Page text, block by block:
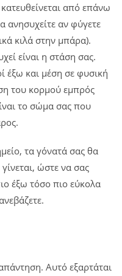
από επάνω
ανησυχείτε αν φύγετε
κιλά στην μπάρα).
είναι η στάση σας.
έξω και μέση σε φυσική
του κορμού εμπρός
το σώμα σας που
τα γόνατά σας θα
ώστε να σας
έξω τόσο πιο εύκολα
Αυτό εξαρτάται